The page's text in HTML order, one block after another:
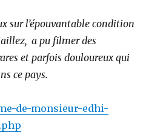
sur l’épouvantable condition
a pu filmer des
et parfois douloureux qui
ce pays.
de-monsieur-edhi-